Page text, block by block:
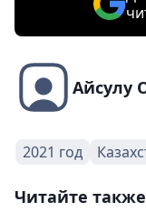
Айсулу
2021 год
Читайте также